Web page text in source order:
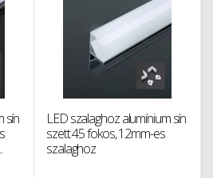
sín
LED szalaghoz alumínium sín
szett 45 fokos, 12mm-es
szalaghoz